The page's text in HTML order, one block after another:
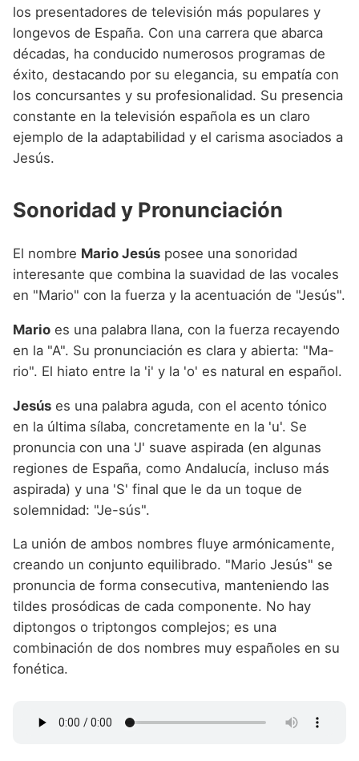
los presentadores de televisión más populares y
longevos de España. Con una carrera que abarca
décadas, ha conducido numerosos programas de
éxito, destacando por su elegancia, su empatía con
los concursantes y su profesionalidad. Su presencia
constante en la televisión española es un claro
ejemplo de la adaptabilidad y el carisma asociados a
Jesús.
Sonoridad y Pronunciación
El nombre Mario Jesús posee una sonoridad
interesante que combina la suavidad de las vocales
en "Mario" con la fuerza y la acentuación de "Jesús".
Mario es una palabra llana, con la fuerza recayendo
en la "A". Su pronunciación es clara y abierta: "Ma-
rio". El hiato entre la 'i' y la 'o' es natural en español.
Jesús es una palabra aguda, con el acento tónico
en la última sílaba, concretamente en la 'u'. Se
pronuncia con una 'J' suave aspirada (en algunas
regiones de España, como Andalucía, incluso más
aspirada) y una 'S' final que le da un toque de
solemnidad: "Je-sús".
La unión de ambos nombres fluye armónicamente,
creando un conjunto equilibrado. "Mario Jesús" se
pronuncia de forma consecutiva, manteniendo las
tildes prosódicas de cada componente. No hay
diptongos o triptongos complejos; es una
combinación de dos nombres muy españoles en su
fonética.